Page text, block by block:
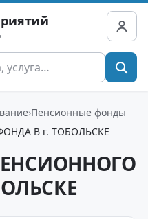
Пенсионные фонды
В г. ТОБОЛЬСКЕ